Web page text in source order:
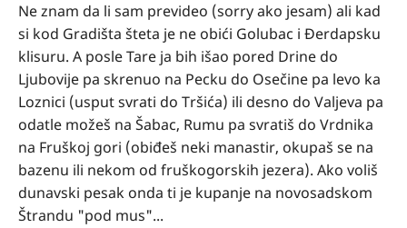
Ne znam da li sam prevideo (sorry ako jesam) ali kad
si kod Gradišta šteta je ne obići Golubac i Đerdapsku
klisuru. A posle Tare ja bih išao pored Drine do
Ljubovije pa skrenuo na Pecku do Osečine pa levo ka
Loznici (usput svrati do Tršića) ili desno do Valjeva pa
odatle možeš na Šabac, Rumu pa svratiš do Vrdnika
na Fruškoj gori (obiđeš neki manastir, okupaš se na
bazenu ili nekom od fruškogorskih jezera). Ako voliš
dunavski pesak onda ti je kupanje na novosadskom
Štrandu "pod mus"...